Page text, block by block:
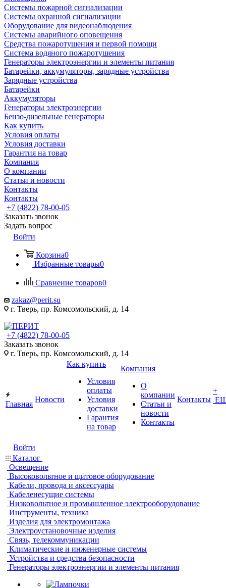
Системы пожарной сигнализации
Системы охранной сигнализации
Оборудование для видеонаблюдения
Системы аварийного оповещения
Средства пожаротушения и первой помощи
Система водяного пожаротушения
Генераторы электроэнергии и элементы питания
Батарейки, аккумуляторы, зарядные устройства
Зарядные устройства
Батарейки
Аккумуляторы
Генераторы электроэнергии
Бензо-дизельные генераторы
Как купить
Условия оплаты
Условия доставки
Гарантия на товар
Компания
О компании
Статьи и новости
Контакты
Контакты
+7 (4822) 78-00-05
Заказать звонок
Задать вопрос
Войти
Корзина0
Избранные товары0
Сравнение товаров0
zakaz@perit.su
г. Тверь, пр. Комсомольский, д. 14
+7 (4822) 78-00-05
Заказать звонок
г. Тверь, пр. Комсомольский, д. 14
Главная
Новости
Как купить
Условия
оплаты
Условия
доставки
Гарантия
на товар
Компания
О
компании
Статьи и
новости
Контакты
Контакты
+
Войти
Каталог
Освещение
Высоковольтное и щитовое оборудование
Кабели, провода и аксессуары
Кабеленесущие системы
Низковольтное и промышленное электрооборудование
Инструменты, техника
Изделия для электромонтажа
Электроустановочные изделия
Связь, телекоммуникации
Климатические и инженерные системы
Устройства и средства безопасности
Генераторы электроэнергии и элементы питания